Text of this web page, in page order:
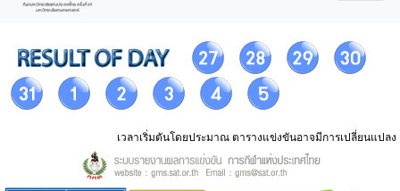
เวลาเริ่มตันโดยประมาณ ตารางแข่งขันอาจมีการเปลี่ยนแปลง